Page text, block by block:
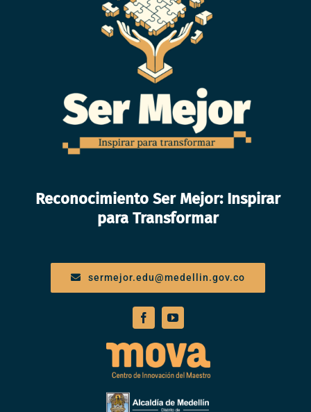
Reconocimiento Ser Mejor: Inspirar
para Transformar
sermejor.edu@medellin.gov.co